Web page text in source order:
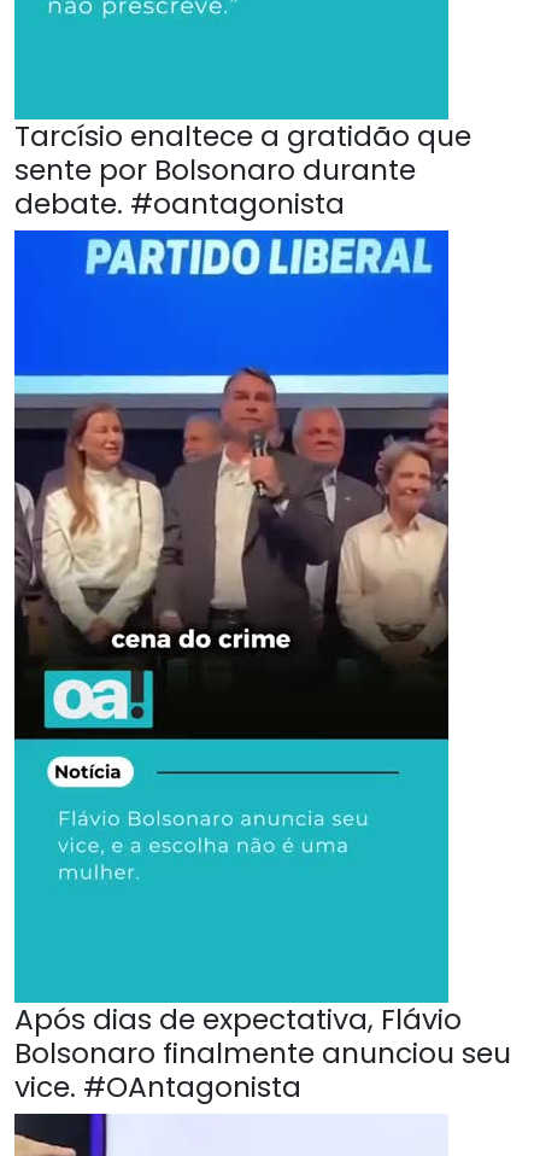
Tarcísio enaltece a gratidão que
sente por Bolsonaro durante
debate. #oantagonista
Após dias de expectativa, Flávio
Bolsonaro finalmente anunciou seu
vice. #OAntagonista